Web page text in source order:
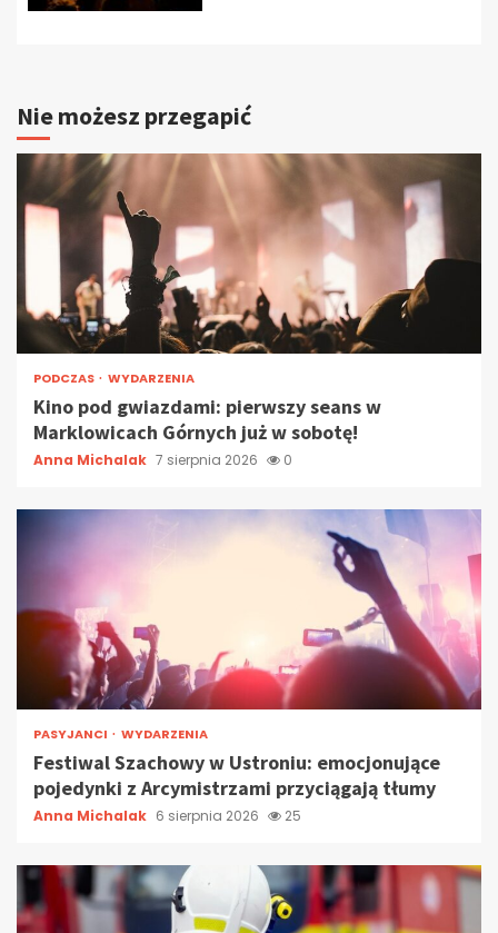
Nie możesz przegapić
PODCZAS WYDARZENIA
Kino pod gwiazdami: pierwszy seans w
Marklowicach Górnych już w sobotę!
Anna Michalak 7 sierpnia 2026 0
PASYJANCI WYDARZENIA
Festiwal Szachowy w Ustroniu: emocjonujące
pojedynki z Arcymistrzami przyciągają tłumy
Anna Michalak 6 sierpnia 2026 25